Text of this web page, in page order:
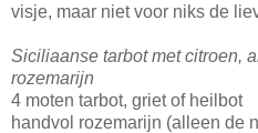
visje, maar niet voor niks de
Siciliaanse tarbot met citroen,
rozemarijn
4 moten tarbot, griet of heilbot
handvol rozemarijn (alleen de